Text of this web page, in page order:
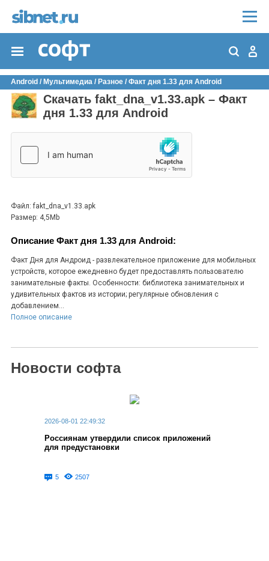
Android / Мультимедиа / Разное / Факт дня 1.33 для Android
Скачать fakt_dna_v1.33.apk – Факт
дня 1.33 для Android
Файл: fakt_dna_v1.33.apk
Размер: 4,5Mb
Описание Факт дня 1.33 для Android:
Факт Дня для Андроид - развлекательное приложение для мобильных
устройств, которое ежедневно будет предоставлять пользователю
занимательные факты. Особенности: библиотека занимательных и
удивительных фактов из истории; регулярные обновления с
добавлением...
Полное описание
Новости софта
2026-08-01 22:49:32
Россиянам утвердили список приложений
для предустановки
5 2507